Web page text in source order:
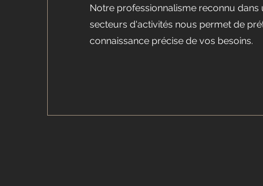
Notre professionnalisme reconnu
secteurs d'activités nous permet de
connaissance précise de vos besoins.